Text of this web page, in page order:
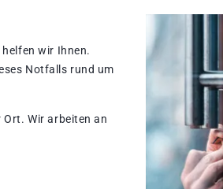
wir Ihnen.
Notfalls rund um
Wir arbeiten an